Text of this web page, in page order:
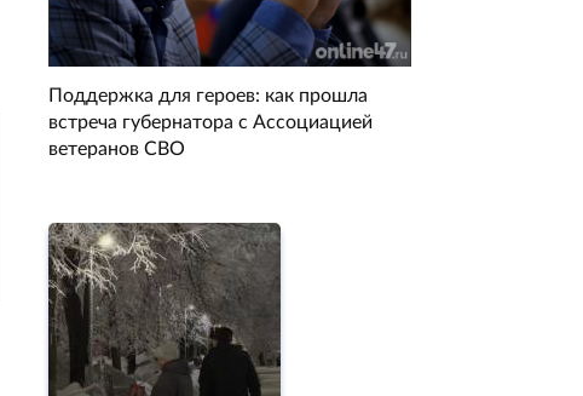
Поддержка для героев: как прошла
встреча губернатора с Ассоциацией
ветеранов СВО